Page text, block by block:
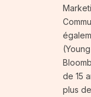
de 15
plus